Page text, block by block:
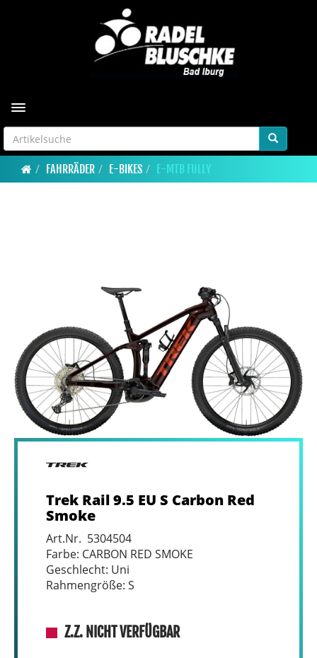
Toggle navigation
FAHRRÄDER E-BIKES E-MTB FULLY
Trek Rail 9.5 EU S Carbon Red
Smoke
Art.Nr. 5304504
Farbe: CARBON RED SMOKE
Geschlecht: Uni
Rahmengröße: S
Z.Z. NICHT VERFÜGBAR